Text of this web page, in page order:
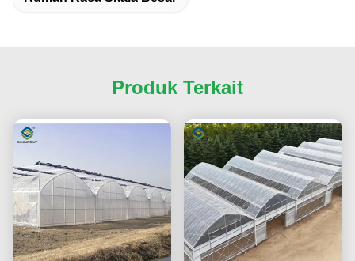
Produk Terkait